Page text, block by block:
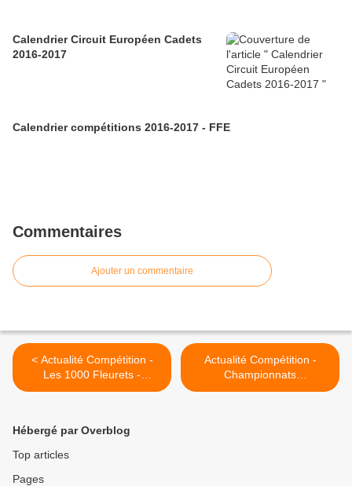
Calendrier Circuit Européen Cadets
2016-2017
Calendrier compétitions 2016-2017 - FFE
Commentaires
Ajouter un commentaire
< Actualité Compétition -
Les 1000 Fleurets -
Challenge CROUZY - le 09
Actualité Compétition -
Championnats
Départementaux Individuels
Hébergé par Overblog
Top articles
Pages